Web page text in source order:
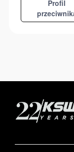
Profil